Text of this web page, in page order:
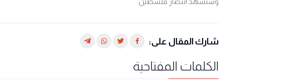
".
شارك المقال على:
الكلمات المفتاحية